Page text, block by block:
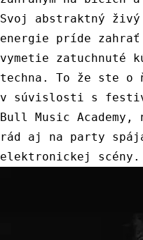
Svoj
abstraktný živý
energie
príde zahrať
vymetie
zatuchnuté
techna . To že ste o
v
súvislosti s
Bull
Music Academy ,
rád
aj na party
elektronickej
scény .